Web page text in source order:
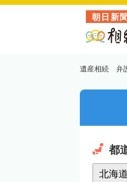
朝日新
遺産相続 弁
都